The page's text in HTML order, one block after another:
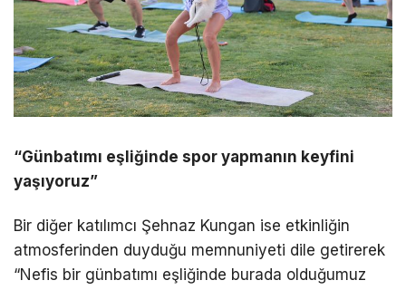
“Günbatımı eşliğinde spor yapmanın keyfini
yaşıyoruz”
Bir diğer katılımcı Şehnaz Kungan ise etkinliğin
atmosferinden duyduğu memnuniyeti dile getirerek
“Nefis bir günbatımı eşliğinde burada olduğumuz